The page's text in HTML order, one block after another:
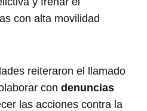
con alta movilidad
reiteraron el llamado
condenuncias
las acciones contra la